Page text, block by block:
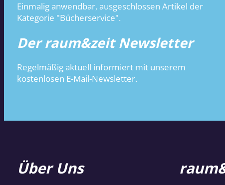
Einmalig anwendbar, ausgeschlossen Artikel der
Kategorie "Bücherservice".
Der raum&zeit Newsletter
Regelmäßig aktuell informiert mit unserem
kostenlosen E-Mail-Newsletter.
Über Uns